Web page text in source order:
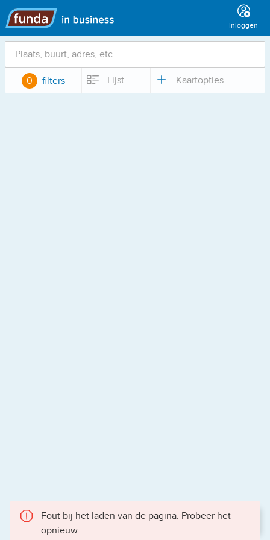
Hoofdmenu
Inloggen
Locatie
0 filters Lijst Kaartopties
Fout bij het laden van de pagina. Probeer het
opnieuw.